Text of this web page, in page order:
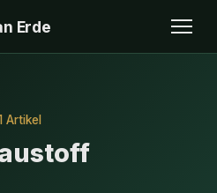
Erde
Artikel